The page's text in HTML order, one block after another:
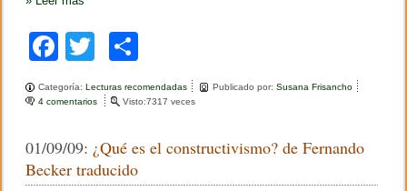
F
a
c
b
tt
m
ar
Categoría:Lecturas recomendadas Publicado por:Susana Frisancho
4 comentarios
u
e
v
o
Visto:7317 veces
01/09/09: ¿Qué es el constructivismo? de Fernando
Becker traducido